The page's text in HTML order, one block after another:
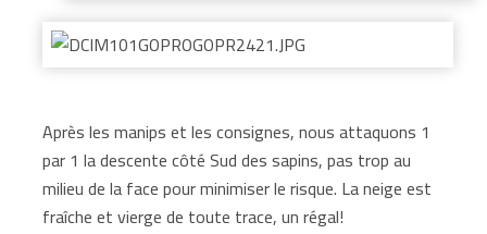
Après les manips et les consignes, nous attaquons 1
par 1 la descente côté Sud des sapins, pas trop au
milieu de la face pour minimiser le risque. La neige est
fraîche et vierge de toute trace, un régal!